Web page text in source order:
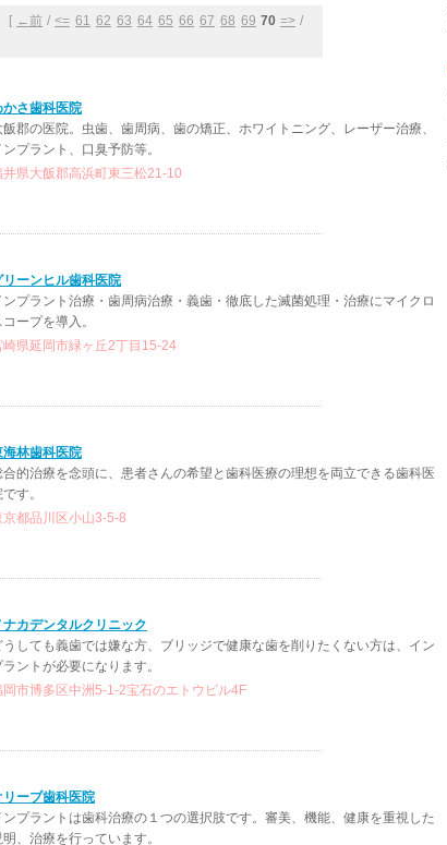
[ ←前 / <= 61 62 63 64 65 66 67 68 69 70 => /
かさ歯科医院
飯郡の医院。虫歯、歯周病、歯の矯正、ホワイトニング、レーザー治療、
ンプラント、口臭予防等。
井県大飯郡高浜町東三松21-10
リーンヒル歯科医院
ンプラント治療・歯周病治療・義歯・徹底した滅菌処理・治療にマイクロ
コープを導入。
崎県延岡市緑ヶ丘2丁目15-24
海林歯科医院
合的治療を念頭に、患者さんの希望と歯科医療の理想を両立できる歯科医
す。
京都品川区小山3-5-8
ナカデンタルクリニック
うしても義歯では嫌な方、ブリッジで健康な歯を削りたくない方は、イン
ラントが必要になります。
岡市博多区中洲5-1-2宝石のエトウビル4F
リーブ歯科医院
ンプラントは歯科治療の１つの選択肢です。審美、機能、健康を重視した
明、治療を行っています。